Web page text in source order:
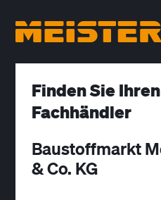
Finden Sie
Fachhändler
Baustoffmarkt
& Co. KG